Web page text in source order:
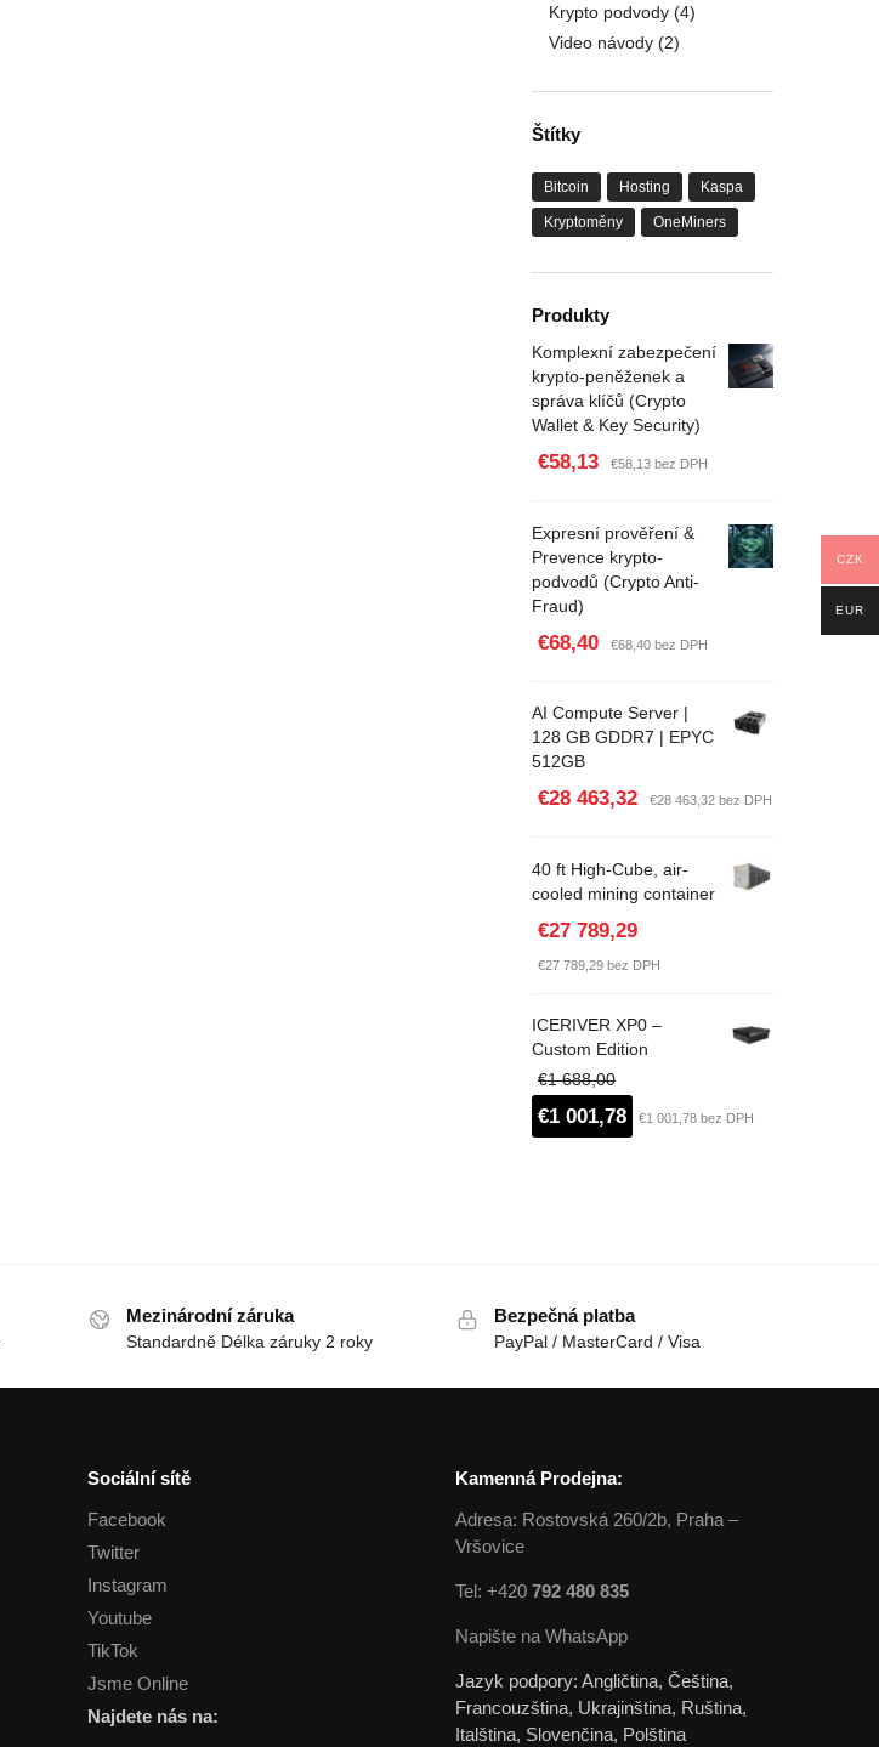
Krypto podvody (4)
Video návody (2)
Štítky
Bitcoin Hosting Kaspa
Kryptoměny OneMiners
Produkty
Komplexní zabezpečení
krypto-peněženek a
správa klíčů (Crypto
Wallet & Key Security)
€58,13 €58,13 bez DPH
Expresní prověření &
Prevence krypto-
podvodů (Crypto Anti-
Fraud)
€68,40 €68,40 bez DPH
AI Compute Server |
128 GB GDDR7 | EPYC
512GB
€28 463,32 €28 463,32 bez DPH
40 ft High-Cube, air-
cooled mining container
€27 789,29
€27 789,29 bez DPH
ICERIVER XP0 –
Custom Edition
€1 688,00
€1 001,78 €1 001,78 bez DPH
Mezinárodní záruka
Standardně Délka záruky 2 roky
Bezpečná platba
PayPal / MasterCard / Visa
Sociální sítě
Facebook
Twitter
Instagram
Youtube
TikTok
Jsme Online
Najdete nás na:
Kamenná Prodejna:
Adresa: Rostovská 260/2b, Praha –
Vršovice
Tel: +420 792 480 835
Napište na WhatsApp
Jazyk podpory: Angličtina, Čeština,
Francouzština, Ukrajinština, Ruština,
Italština, Slovenčina, Polština
CZK
EUR